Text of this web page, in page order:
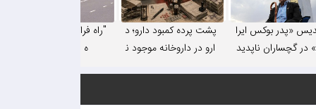
«پدر بوکس ایرا
در گچساران ناپدید
پشت پرده کمبود دارو؛ د
ارو در داروخانه موجود ن
به ۶-۷ ماه رسیده اس
"راه فرار" دشت روم یا را
ه فرار از قائده!